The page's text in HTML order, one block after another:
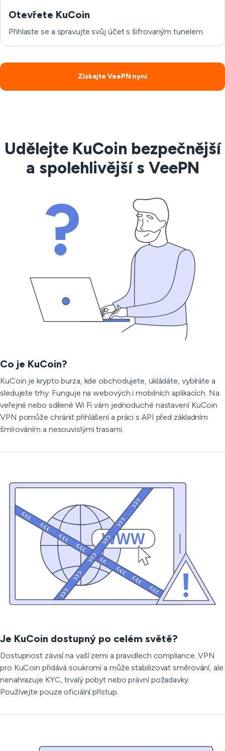
Otevřete KuCoin
Přihlaste se a spravujte svůj účet s šifrovaným tunelem.
Získejte VeePN nyní
Udělejte KuCoin bezpečnější
a spolehlivější s VeePN
Co je KuCoin?
KuCoin je krypto burza, kde obchodujete, ukládáte, vybíráte a
sledujete trhy. Funguje na webových i mobilních aplikacích. Na
veřejné nebo sdílené Wi Fi vám jednoduché nastavení KuCoin
VPN pomůže chránit přihlášení a práci s API před základním
šmírováním a nesouvislými trasami.
Je KuCoin dostupný po celém světě?
Dostupnost závisí na vaší zemi a pravidlech compliance. VPN
pro KuCoin přidává soukromí a může stabilizovat směrování, ale
nenahrazuje KYC, trvalý pobyt nebo právní požadavky.
Používejte pouze oficiální přístup.